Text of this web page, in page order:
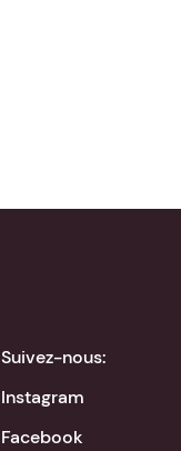
Suivez-nous:
Instagram
Facebook